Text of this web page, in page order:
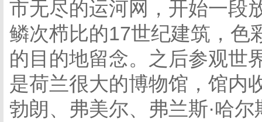
市无尽的运河网，开始一段
鳞次栉比的17世纪建筑，色
的目的地留念。之后参观世
是荷兰很大的博物馆，馆内
勃朗、弗美尔、弗兰斯·哈